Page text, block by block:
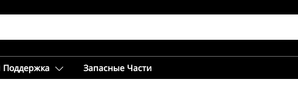
Поддержка Запасные Части